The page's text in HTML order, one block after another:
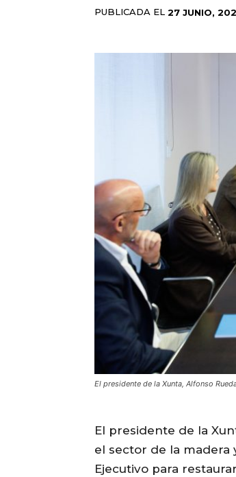
PUBLICADA EL 27 JUNIO,
El presidente de la Xunta, Alfonso
El presidente de la
el sector de la madera
Ejecutivo para